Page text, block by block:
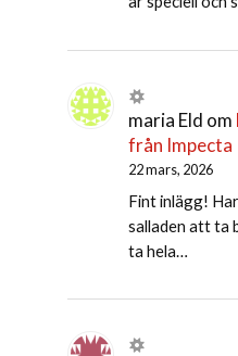
maria Eld om
från Impecta
22 mars, 2026
Fint inlägg!
salladen att ta
ta hela…